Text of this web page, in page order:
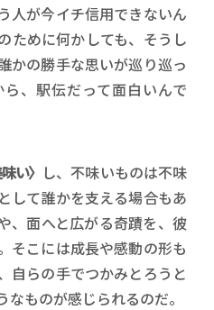
人が今イチ信用できないん
ために何かしても、そうし
かの勝手な思いが巡り巡っ
、駅伝だって面白いんで
い〉 し、不味いものは不味
して誰かを支える場合もあ
、面へと広がる奇蹟を、彼
そこには成長や感動の形も
自らの手でつかみとろうと
ものが感じられるのだ。